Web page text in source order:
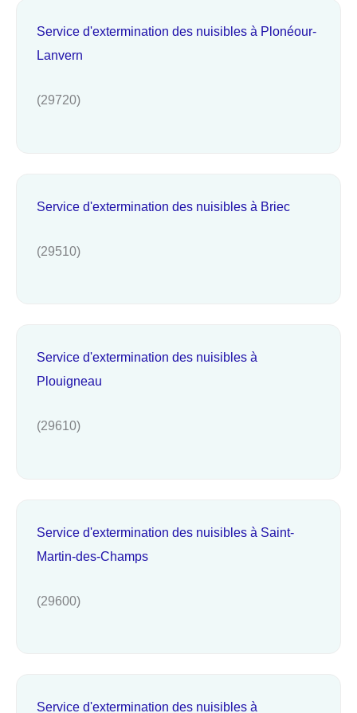
Service d'extermination des nuisibles à Plonéour-
Lanvern
(29720)
Service d'extermination des nuisibles à Briec
(29510)
Service d'extermination des nuisibles à
Plouigneau
(29610)
Service d'extermination des nuisibles à Saint-
Martin-des-Champs
(29600)
Service d'extermination des nuisibles à